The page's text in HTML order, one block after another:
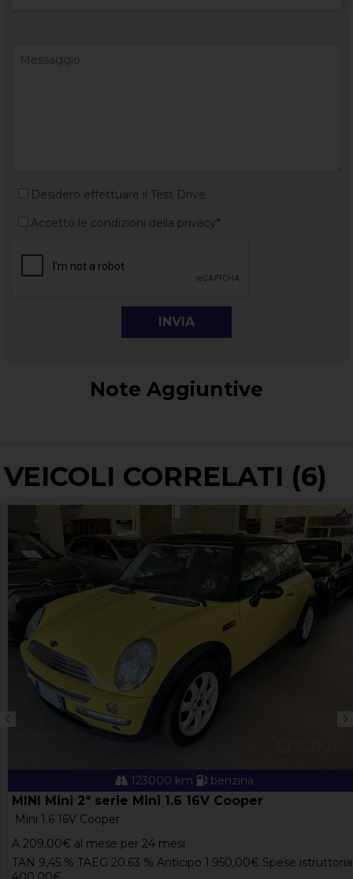
Desidero effettuare il Test Drive
Accetto le condizioni della privacy*
Note Aggiuntive
VEICOLI CORRELATI (6)
123000 km benzina
MINI Mini 2ª serie Mini 1.6 16V Cooper
Mini 1.6 16V Cooper
A 209,00€ al mese per 24 mesi
TAN 9,45 % TAEG 20.63 % Anticipo 1.950,00€ Spese istruttoria